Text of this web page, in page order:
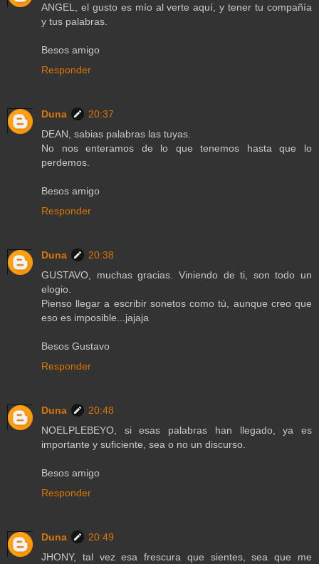
ANGEL, el gusto es mío al verte aquí, y tener tu compañía
y tus palabras.
Besos amigo
Responder
Duna
20:37
DEAN, sabias palabras las tuyas.
No nos enteramos de lo que tenemos hasta que lo
perdemos.
Besos amigo
Responder
Duna
20:38
GUSTAVO, muchas gracias. Viniendo de ti, son todo un
elogio.
Pienso llegar a escribir sonetos como tú, aunque creo que
eso es imposible...jajaja
Besos Gustavo
Responder
Duna
20:48
NOELPLEBEYO, si esas palabras han llegado, ya es
importante y suficiente, sea o no un discurso.
Besos amigo
Responder
Duna
20:49
JHONY, tal vez esa frescura que sientes, sea que me